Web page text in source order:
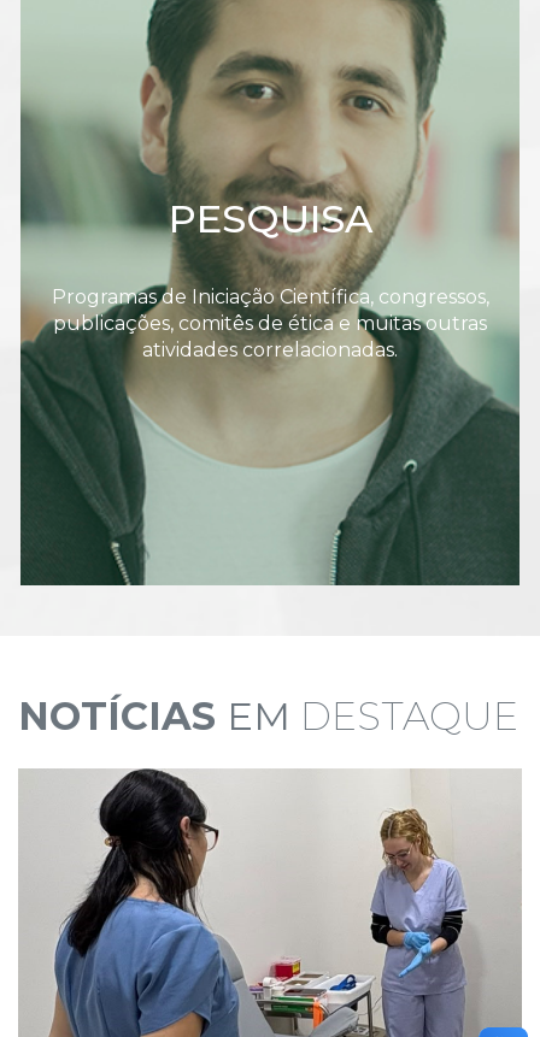
PESQUISA
Programas de Iniciação Científica, congressos,
publicações, comitês de ética e muitas outras
atividades correlacionadas.
NOTÍCIAS EM DESTAQUE